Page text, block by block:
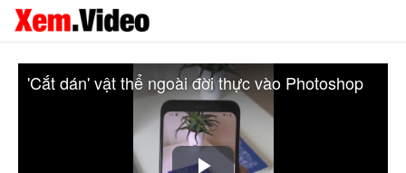
'Cắt dán' vật thể ngoài đời thực vào Photoshop